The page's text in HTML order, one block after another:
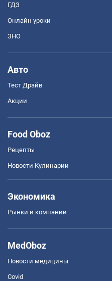
ГДЗ
Онлайн уроки
ЗНО
Авто
Тест Драйв
Акции
Food Oboz
Рецепты
Новости Кулинарии
Экономика
Рынки и компании
MedOboz
Новости медицины
Covid